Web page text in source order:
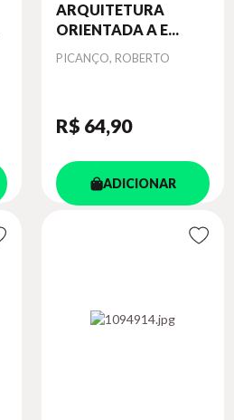
ARQUITETURA
ORIENTADA A E...
Autor
PICANÇO, ROBERTO
R$ 64,90
ADICIONAR